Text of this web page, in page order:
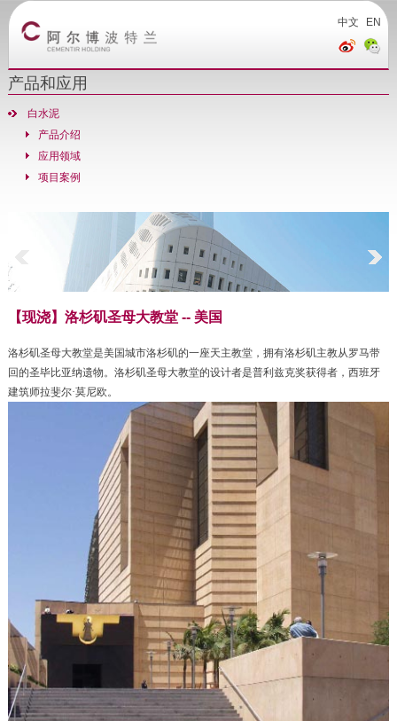
中文 EN
产品和应用
白水泥
产品介绍
应用领域
项目案例
【现浇】洛杉矶圣母大教堂 -- 美国
洛杉矶圣母大教堂是美国城市洛杉矶的一座天主教堂，拥有洛杉矶主教从罗马带
回的圣毕比亚纳遗物。洛杉矶圣母大教堂的设计者是普利兹克奖获得者，西班牙
建筑师拉斐尔·莫尼欧。